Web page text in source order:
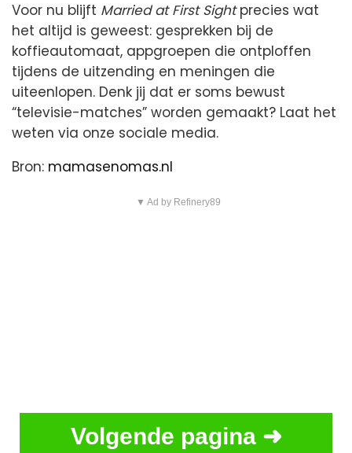
Voor nu blijft Married at First Sightprecies wat
het altijd is geweest: gesprekken bij de
koffieautomaat, appgroepen die ontploffen
tijdens de uitzending en meningen die
uiteenlopen. Denk jij dat er soms bewust
“televisie-matches” worden gemaakt? Laat het
weten via onze sociale media.
Bron: mamasenomas.nl
▼ Ad by Refinery89
Volgende pagina ➜